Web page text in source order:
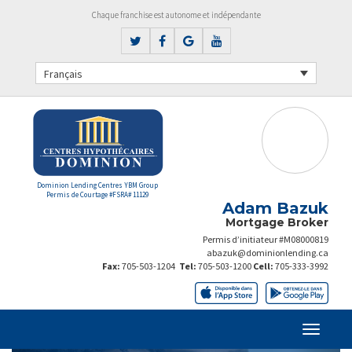
Chaque franchise est autonome et indépendante
Français
Dominion Lending Centres YBM Group
Permis de Courtage #FSRA# 11129
Adam Bazuk
Mortgage Broker
Permis d’initiateur #M08000819
abazuk@dominionlending.ca
Tel: 705-503-1200 Cell: 705-333-3992
Fax: 705-503-1204